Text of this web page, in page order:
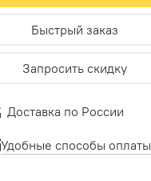
Быстрый заказ
Запросить скидку
Доставка по России
Удобные способы оплаты